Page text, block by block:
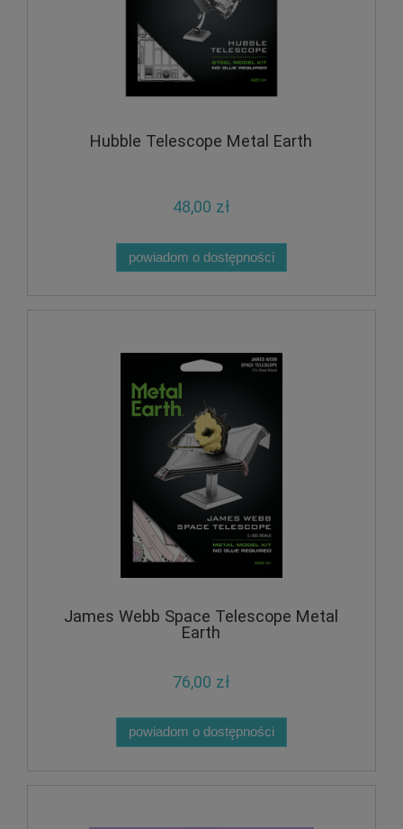
Hubble Telescope Metal Earth
48,00 zł
powiadom o dostępności
James Webb Space Telescope Metal
Earth
76,00 zł
powiadom o dostępności